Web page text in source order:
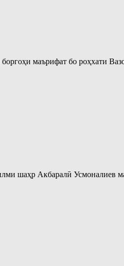
маърифат бо роҳхати
шаҳр Акбаралӣ Усмоналиев